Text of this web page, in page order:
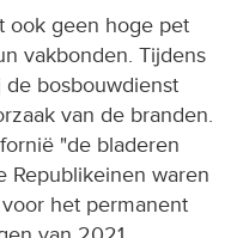
ook geen hoge pet
vakbonden. Tijdens
bosbouwdienst
van de branden.
"de bladeren
Republikeinen waren
het permanent